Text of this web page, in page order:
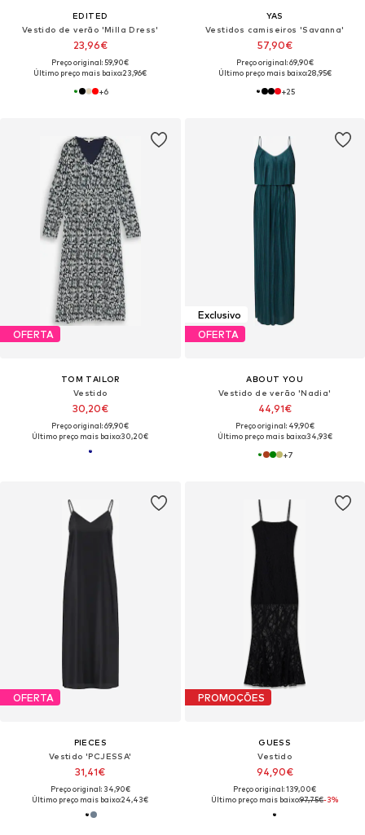
EDITED
Vestido de verão 'Milla Dress'
23,96€
Preço original: 59,90€
Último preço mais baixo:23,96€
+6
YAS
Vestidos camiseiros 'Savanna'
57,90€
Preço original: 69,90€
Último preço mais baixo:28,95€
+25
OFERTA
TOM TAILOR
Vestido
30,20€
Preço original: 69,90€
Último preço mais baixo:30,20€
Exclusivo
OFERTA
ABOUT YOU
Vestido de verão 'Nadia'
44,91€
Preço original: 49,90€
Último preço mais baixo:34,93€
+7
OFERTA
PIECES
Vestido 'PCJESSA'
31,41€
Preço original: 34,90€
Último preço mais baixo:24,43€
PROMOÇÕES
GUESS
Vestido
94,90€
Preço original: 139,00€
Último preço mais baixo:97,75€-3%